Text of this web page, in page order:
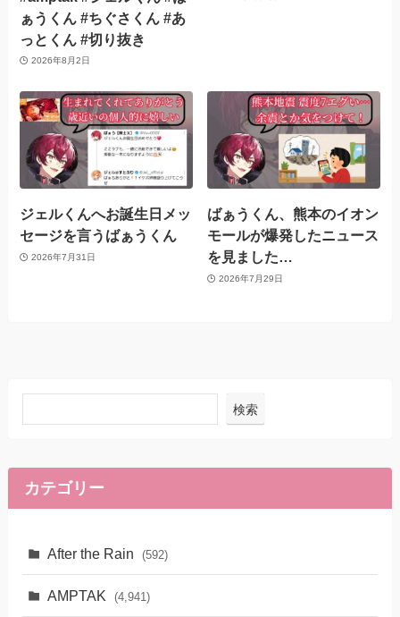
ぁうくん #ちぐさくん #あ
っとくん #切り抜き
2026年8月2日
ジェルくんへお誕生日メッ
セージを言うばぁうくん
2026年7月31日
ばぁうくん、熊本のイオン
モールが爆発したニュース
を見ました…
2026年7月29日
検索
カテゴリー
After the Rain (592)
AMPTAK (4,941)